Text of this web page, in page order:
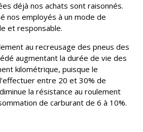
déjà nos achats sont raisonnés.
nos employés à un mode de
et responsable.
au recreusage des pneus des
augmentant la durée de vie des
kilométrique, puisque le
entre 20 et 30% de
la résistance au roulement
de carburant de 6 à 10%.